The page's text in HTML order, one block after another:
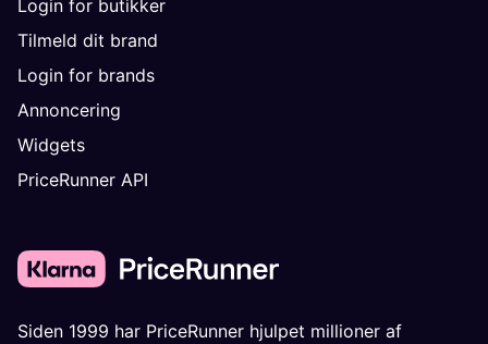
Login for butikker
Tilmeld dit brand
Login for brands
Annoncering
Widgets
PriceRunner API
Siden 1999 har PriceRunner hjulpet millioner af